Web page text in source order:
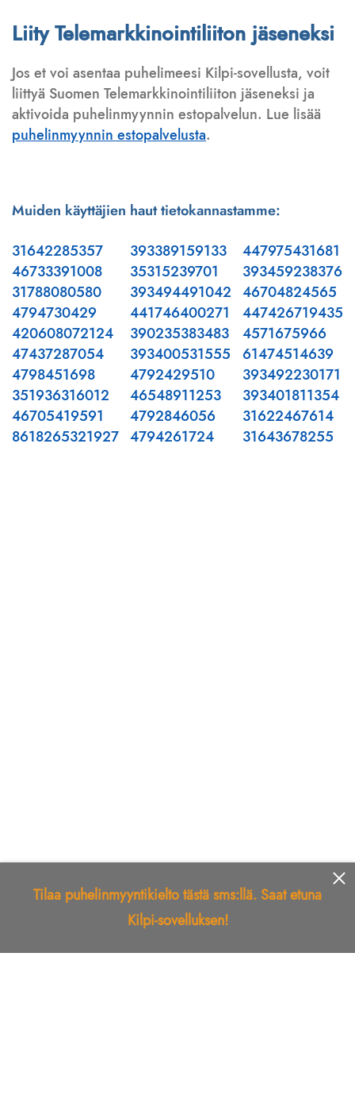
Liity Telemarkkinointiliiton jäseneksi
Jos et voi asentaa puhelimeesi Kilpi-sovellusta, voit
liittyä Suomen Telemarkkinointiliiton jäseneksi ja
aktivoida puhelinmyynnin estopalvelun. Lue lisää
puhelinmyynnin estopalvelusta.
Muiden käyttäjien haut tietokannastamme:
31642285357
46733391008
31788080580
4794730429
420608072124
47437287054
4798451698
351936316012
46705419591
8618265321927
393389159133
35315239701
393494491042
441746400271
390235383483
393400531555
4792429510
46548911253
4792846056
4794261724
447975431681
393459238376
46704824565
447426719435
4571675966
61474514639
393492230171
393401811354
31622467614
31643678255
Tilaa puhelinmyyntikielto tästä sms:llä. Saat etuna
Kilpi-sovelluksen!